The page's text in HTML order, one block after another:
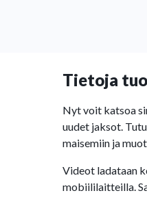
Tietoja
Nyt voit katsoa
uudet jaksot.
maisemiin ja
Videot ladataan
mobiililaitteilla.